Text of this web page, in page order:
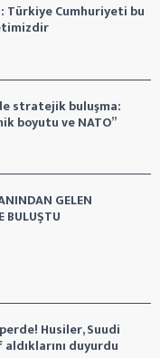
Türkiye Cumhuriyeti bu
stratejik buluşma:
boyutu ve NATO”
GELEN
BULUŞTU
Husiler, Suudi
duyurdu